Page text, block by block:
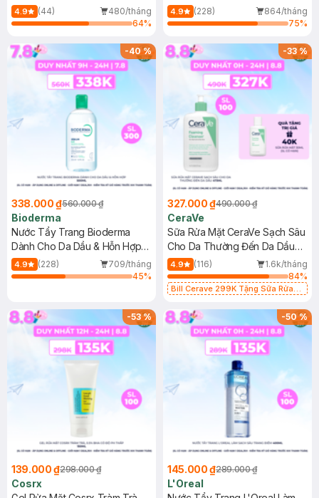
Mới)
4.9 (44)
480/tháng
64%
4.9 (228)
864/tháng
75%
-40%
338.000 ₫560.000 ₫
Bioderma
Nước Tẩy Trang Bioderma
Dành Cho Da Dầu & Hỗn Hợp
500ml
4.9 (228)
709/tháng
45%
-33%
327.000 ₫490.000 ₫
CeraVe
Sữa Rửa Mặt CeraVe Sạch Sâu
Cho Da Thường Đến Da Dầu
473ml
4.9 (116)
1.6k/tháng
84%
Bill Cerave 299K Tặng Sữa Rửa
-53%
139.000 ₫298.000 ₫
Cosrx
-50%
145.000 ₫289.000 ₫
L'Oreal